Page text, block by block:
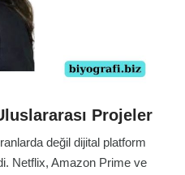
Projeler
değil dijital platform
Netflix, Amazon Prime ve